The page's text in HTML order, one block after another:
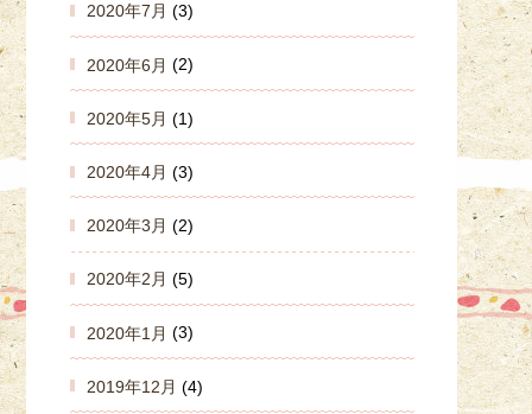
2020年7月 (3)
2020年6月 (2)
2020年5月 (1)
2020年4月 (3)
2020年3月 (2)
2020年2月 (5)
2020年1月 (3)
2019年12月 (4)